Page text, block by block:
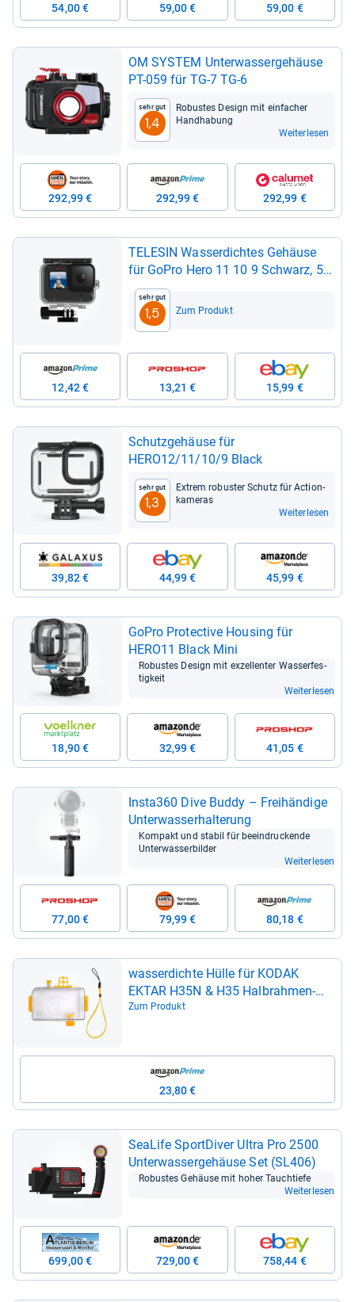
54,00 € 59,00 € 59,00 €
OM SYS­TEM Unter­was­ser­ge­häuse
PT-​059 für TG-​7 TG-​6
Sehr gut
1,4
Robus­tes Design mit ein­fa­cher
Hand­ha­bung
Weiterlesen
292,99 € 292,99 € 292,99 €
TELE­SIN Was­ser­dich­tes Gehäuse
für GoPro Hero 11 10 9 Schwarz, 50
m Unter­was­ser-​Tau­chen, trans­pa­
rente Schutz­hülle mit Schnell­ver­
schluss-​Hal­te­rung für GoPro Hero 11
Sehr gut
1,5 Zum Produkt
12,42 € 13,21 € 15,99 €
Schutz­ge­häuse für
HERO12/11/10/9 Black
Sehr gut
1,3
Extrem robus­ter Schutz für Action­
ka­me­ras
Weiterlesen
39,82 € 44,99 € 45,99 €
GoPro Pro­tec­tive Hou­sing für
HERO11 Black Mini
Robus­tes Design mit exzel­len­ter Was­ser­fes­
tig­keit
Weiterlesen
18,90 € 32,99 € 41,05 €
Insta360 Dive Buddy – Frei­hän­dige
Unter­was­ser­hal­te­rung
Kom­pakt und sta­bil für beein­dru­ckende
Unter­was­ser­bil­der
Weiterlesen
77,00 € 79,99 € 80,18 €
was­ser­dichte Hülle für KODAK
EKTAR H35N & H35 Halb­rah­men-​
Film­ka­mera – wie­der­ver­wend­bar,
Nicht im Lie­fe­r­um­fang ent­hal­ten)
Zum Produkt
23,80 €
Sea­Life Sport­Di­ver Ultra Pro 2500
Unter­was­ser­ge­häuse Set (SL406)
Robus­tes Gehäuse mit hoher Tauch­tiefe
Weiterlesen
699,00 € 729,00 € 758,44 €